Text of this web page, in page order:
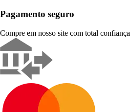
Pagamento seguro
Compre em nosso site com total confiança